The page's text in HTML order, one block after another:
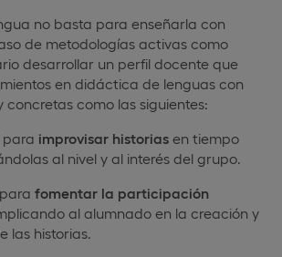
no basta para enseñarla con
de metodologías activas como
desarrollar un perfil docente que
en didáctica de lenguas con
concretas como las siguientes:
improvisar historias en tiempo
al nivel y al interés del grupo.
fomentar la participación
al alumnado en la creación y
las historias.